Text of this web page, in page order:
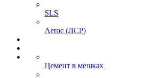
SLS
Aeroc (ЛСР)
Цемент в мешках